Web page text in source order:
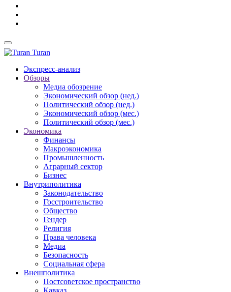
Turan
Экспресс-анализ
Обзоры
Медиа обозрение
Экономический обзор (нед.)
Политический обзор (нед.)
Экономический обзор (мес.)
Политический обзор (мес.)
Экономика
Финансы
Макроэкономика
Промышленность
Аграрный сектор
Бизнес
Внутриполитика
Законодательство
Госстроительство
Общество
Гендер
Религия
Права человека
Медиа
Безопасность
Социальная сфера
Внешполитика
Постсоветское пространство
Кавказ